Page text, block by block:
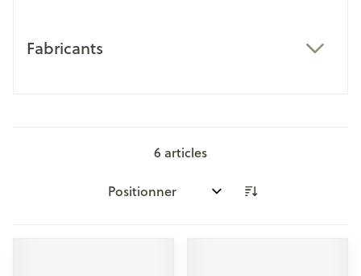
Fabricants
6 articles
Trier par: